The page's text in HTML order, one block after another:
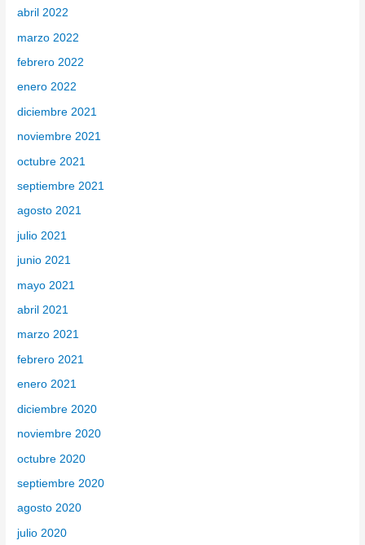
abril 2022
marzo 2022
febrero 2022
enero 2022
diciembre 2021
noviembre 2021
octubre 2021
septiembre 2021
agosto 2021
julio 2021
junio 2021
mayo 2021
abril 2021
marzo 2021
febrero 2021
enero 2021
diciembre 2020
noviembre 2020
octubre 2020
septiembre 2020
agosto 2020
julio 2020